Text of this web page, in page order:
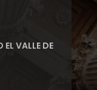
VALLE DE